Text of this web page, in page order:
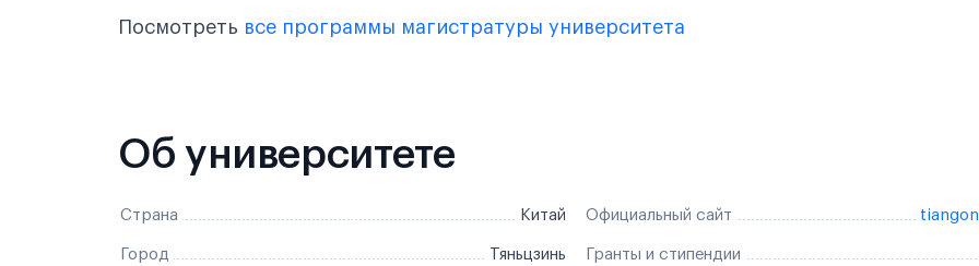
Посмотреть все программы магистратуры университета
Об университете
Страна Китай Официальный сайт
Город Тяньцзинь Гранты и стипендии